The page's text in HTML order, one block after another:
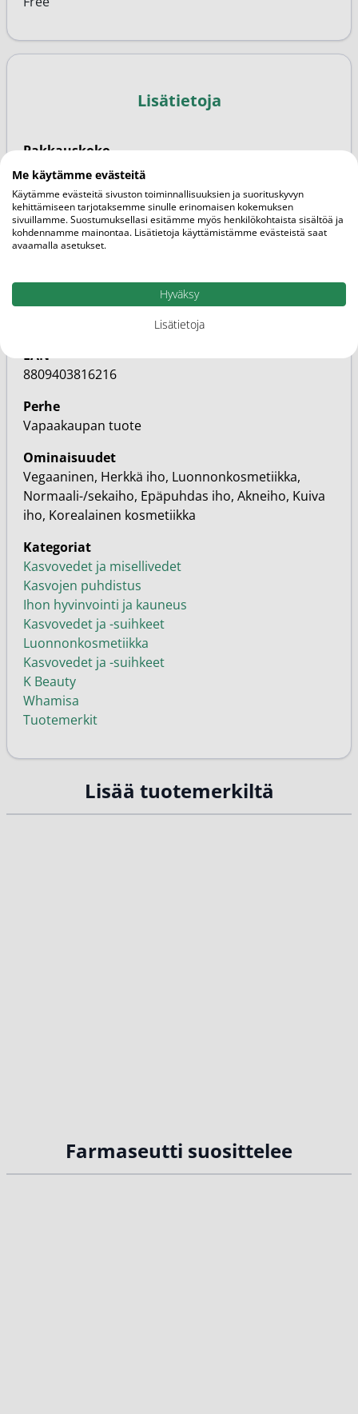
Lisätietoja
Pakkauskoko
120ml
Brändi
Whamisa
Markkinoija
SKU
EAN
8809403816216
Perhe
Vapaakaupan tuote
Ominaisuudet
Vegaaninen, Herkkä iho, Luonnonkosmetiikka,
Normaali-/sekaiho, Epäpuhdas iho, Akneiho, Kuiva
iho, Korealainen kosmetiikka
Kategoriat
Kasvovedet ja misellivedet
Kasvojen puhdistus
Ihon hyvinvointi ja kauneus
Kasvovedet ja -suihkeet
Luonnonkosmetiikka
Kasvovedet ja -suihkeet
K Beauty
Whamisa
Tuotemerkit
Lisää tuotemerkiltä
Farmaseutti suosittelee
Me käytämme evästeitä
Käytämme evästeitä sivuston toiminnallisuuksien ja suorituskyvyn
kehittämiseen tarjotaksemme sinulle erinomaisen kokemuksen
sivuillamme. Suostumuksellasi esitämme myös henkilökohtaista sisältöä ja
kohdennamme mainontaa. Lisätietoja käyttämistämme evästeistä saat
avaamalla asetukset.
Hyväksy
Lisätietoja